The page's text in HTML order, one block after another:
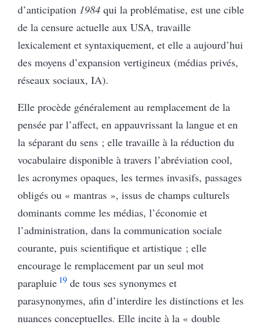
d’anticipation 1984 qui la problématise, est une cible
de la censure actuelle aux USA, travaille
lexicalement et syntaxiquement, et elle a aujourd’hui
des moyens d’expansion vertigineux (médias privés,
réseaux sociaux, IA).
Elle procède généralement au remplacement de la
pensée par l’affect, en appauvrissant la langue et en
la séparant du sens ; elle travaille à la réduction du
vocabulaire disponible à travers l’abréviation cool,
les acronymes opaques, les termes invasifs, passages
obligés ou « mantras », issus de champs culturels
dominants comme les médias, l’économie et
l’administration, dans la communication sociale
courante, puis scientifique et artistique ; elle
encourage le remplacement par un seul mot
parapluie 19de tous ses synonymes et
parasynonymes, afin d’interdire les distinctions et les
nuances conceptuelles. Elle incite à la « double